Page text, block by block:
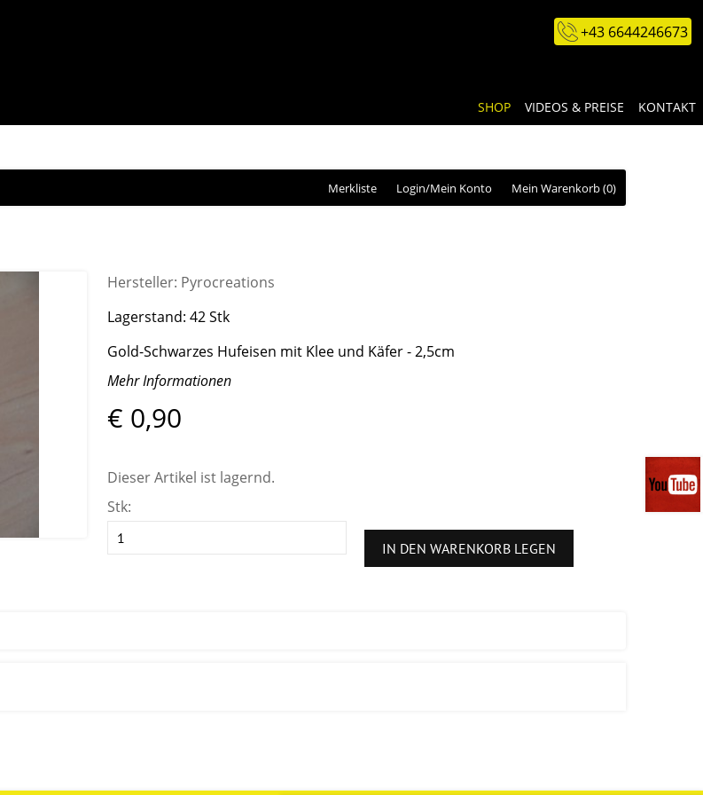
+43 6644246673
SHOP VIDEOS & PREISE KONTAKT
Mein Warenkorb(0)
Login/Mein Konto
Merkliste
Hersteller: Pyrocreations
Lagerstand: 42 Stk
Gold-Schwarzes Hufeisen mit Klee und Käfer - 2,5cm
Mehr Informationen
€ 0,90
Dieser Artikel ist lagernd.
Stk:
IN DEN WARENKORB LEGEN